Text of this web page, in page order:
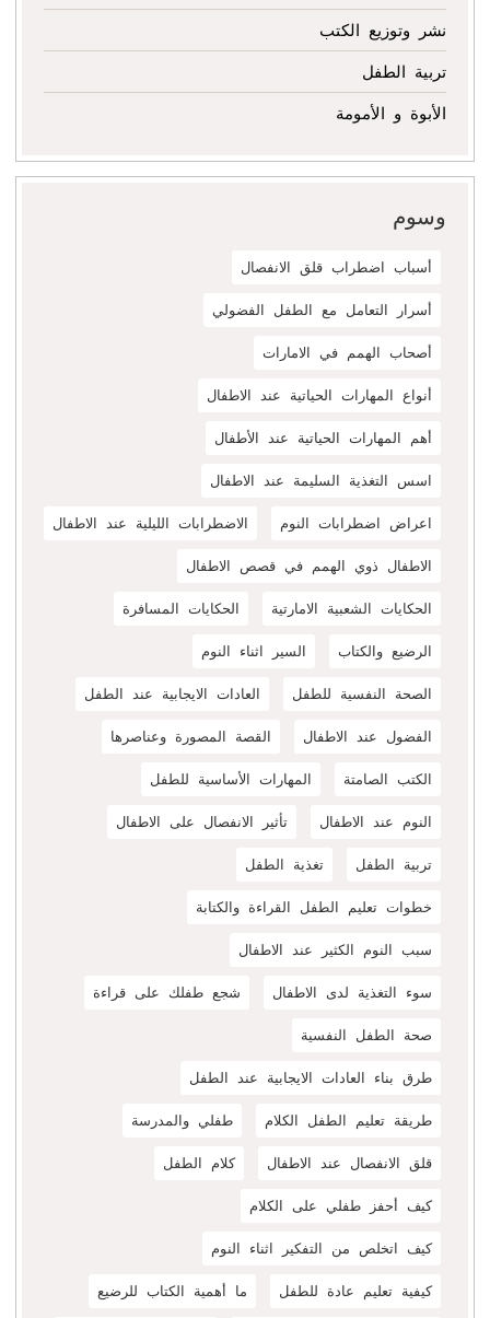
نشر وتوزيع الكتب
تربية الطفل
الأبوة و الأمومة
وسوم
أسباب اضطراب قلق الانفصال
أسرار التعامل مع الطفل الفضولي
أصحاب الهمم في الامارات
أنواع المهارات الحياتية عند الاطفال
أهم المهارات الحياتية عند الأطفال
اسس التغذية السليمة عند الاطفال
اعراض اضطرابات النوم
الاضطرابات الليلية عند الاطفال
الاطفال ذوي الهمم في قصص الاطفال
الحكايات الشعبية الامارتية
الحكايات المسافرة
الرضيع والكتاب
السير اثناء النوم
الصحة النفسية للطفل
العادات الايجابية عند الطفل
الفضول عند الاطفال
القصة المصورة وعناصرها
الكتب الصامتة
المهارات الأساسية للطفل
النوم عند الاطفال
تأثير الانفصال على الاطفال
تربية الطفل
تغذية الطفل
خطوات تعليم الطفل القراءة والكتابة
سبب النوم الكثير عند الاطفال
سوء التغذية لدى الاطفال
شجع طفلك على قراءة
صحة الطفل النفسية
طرق بناء العادات الايجابية عند الطفل
طريقة تعليم الطفل الكلام
طفلي والمدرسة
قلق الانفصال عند الاطفال
كلام الطفل
كيف أحفز طفلي على الكلام
كيف اتخلص من التفكير اثناء النوم
كيفية تعليم عادة للطفل
ما أهمية الكتاب للرضيع